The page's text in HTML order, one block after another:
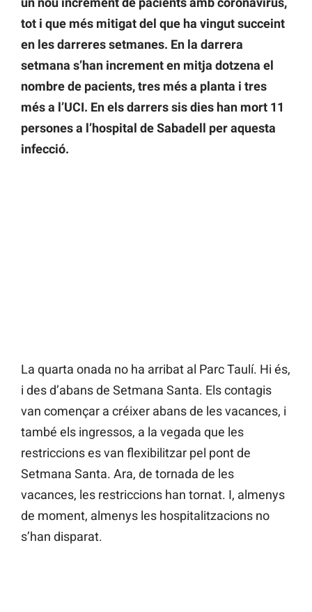
tot i que més mitigat del que ha vingut succeint
en les darreres setmanes. En la darrera
setmana s’han increment en mitja dotzena el
nombre de pacients, tres més a planta i tres
més a l’UCI. En els darrers sis dies han mort 11
persones a l’hospital de Sabadell per aquesta
infecció.
La quarta onada no ha arribat al Parc Taulí. Hi és,
i des d’abans de Setmana Santa. Els contagis
van començar a créixer abans de les vacances, i
també els ingressos, a la vegada que les
restriccions es van flexibilitzar pel pont de
Setmana Santa. Ara, de tornada de les
vacances, les restriccions han tornat. I, almenys
de moment, almenys les hospitalitzacions no
s’han disparat.